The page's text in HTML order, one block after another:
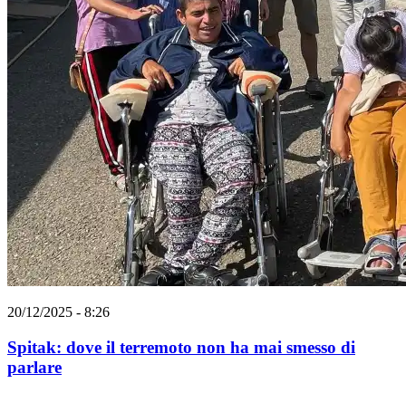
20/12/2025 - 8:26
Spitak: dove il terremoto non ha mai smesso di
parlare